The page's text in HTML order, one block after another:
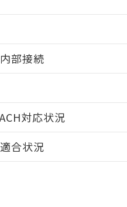
部接続
対応状況
意事項・凡例
合状況